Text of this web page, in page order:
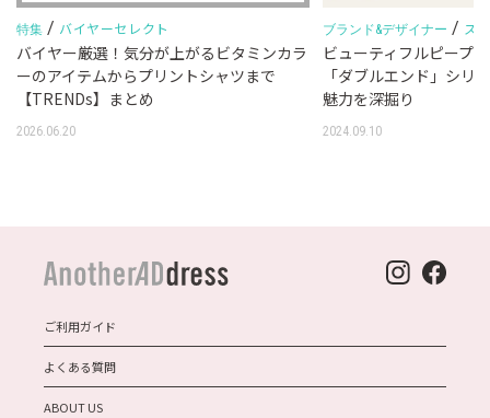
特集 / バイヤーセレクト
バイヤー厳選！気分が上がるビタミンカラ
ーのアイテムからプリントシャツまで
【TRENDs】まとめ
2026.06.20
ブランド&デザイナー / ス
ビューティフルピープ
「ダブルエンド」シリ
魅力を深掘り
2024.09.10
ご利用ガイド
よくある質問
ABOUT US